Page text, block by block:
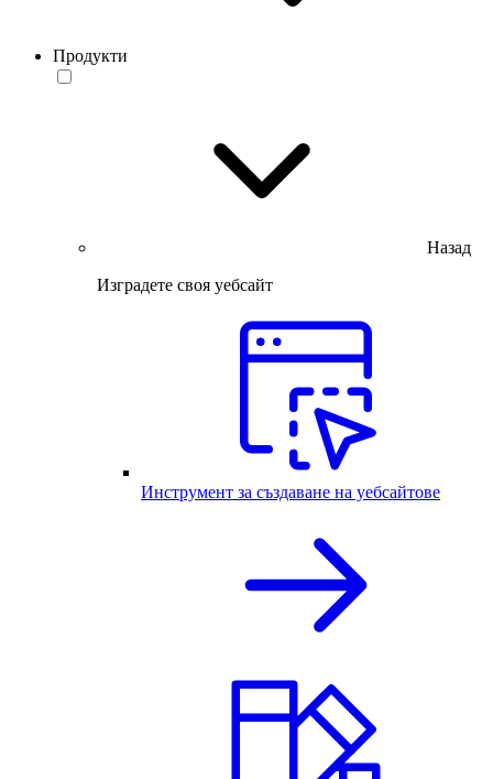
Продукти
Назад
Изградете своя уебсайт
Инструмент за създаване на уебсайтове